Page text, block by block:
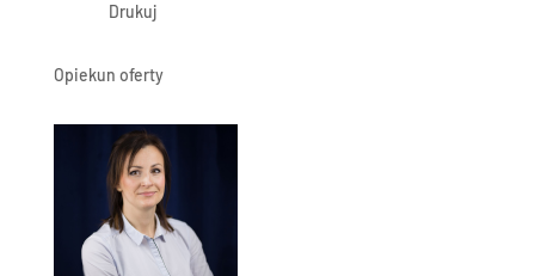
Drukuj
Opiekun oferty